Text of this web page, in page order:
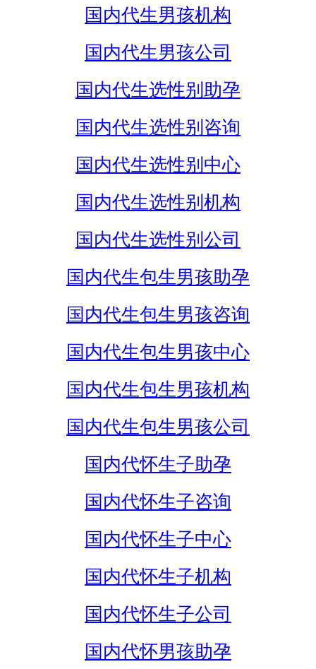
国内代生男孩机构
国内代生男孩公司
国内代生选性别助孕
国内代生选性别咨询
国内代生选性别中心
国内代生选性别机构
国内代生选性别公司
国内代生包生男孩助孕
国内代生包生男孩咨询
国内代生包生男孩中心
国内代生包生男孩机构
国内代生包生男孩公司
国内代怀生子助孕
国内代怀生子咨询
国内代怀生子中心
国内代怀生子机构
国内代怀生子公司
国内代怀男孩助孕